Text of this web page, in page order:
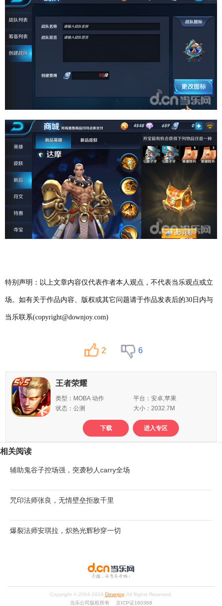
特别声明：以上文章内容仅代表作者本人观点，不代表当乐观点或立
场。如有关于作品内容、版权或其它问题请于作品发表后的30日内与
当乐联系(copyright@downjoy.com)
2 6
王者荣耀
类型：MOBA 动作
平台：安卓,苹果
状态：公测
大小：2032.7M
下载 进入专区
相关阅读
辅助鬼谷子控场强，突袭秒人carry全场
咒印法师张良，无情壁垒拒敌千里
爆裂法师安琪拉，炽热光辉秒穿一切
Copyright © 2004-2026 Downjoy. All Rights Reserved.
当乐公司版权所有 京ICP证160368